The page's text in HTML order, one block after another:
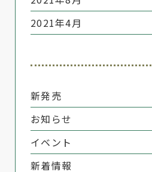
2021年4月
新発売
お知らせ
イベント
新着情報